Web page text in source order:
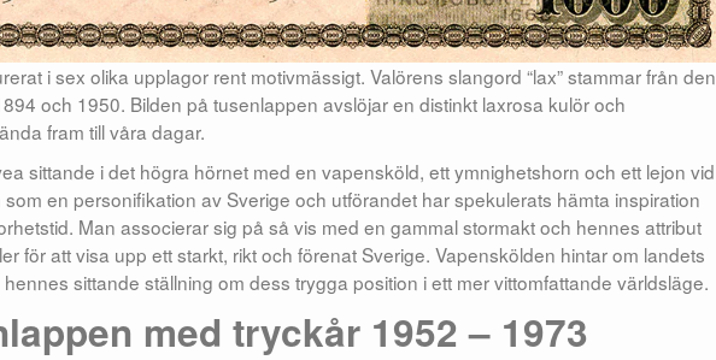
i sex olika upplagor rent motivmässigt. Valörens slangord “lax” stammar från den
och 1950. Bilden på tusenlappen avslöjar en distinkt laxrosa kulör och
fram till våra dagar.
sittande i det högra hörnet med en vapensköld, ett ymnighetshorn och ett lejon vid
en personifikation av Sverige och utförandet har spekulerats hämta inspiration
Man associerar sig på så vis med en gammal stormakt och hennes attribut
för att visa upp ett starkt, rikt och förenat Sverige. Vapenskölden hintar om landets
sittande ställning om dess trygga position i ett mer vittomfattande världsläge.
med tryckår 1952 – 1973